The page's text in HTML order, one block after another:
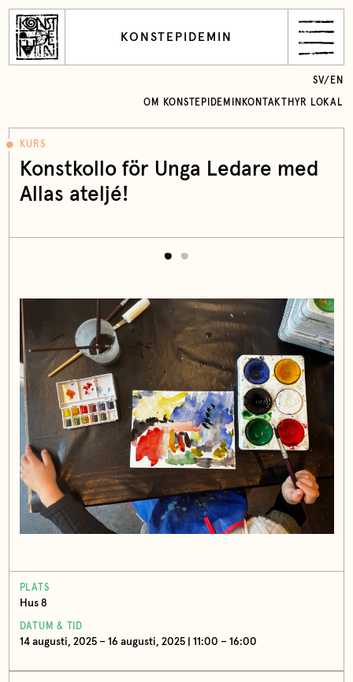
KONSTEPIDEMIN
OM KONSTEPIDEMIN KONTAKT HYR LOKAL
SV/ EN
KURS
Konstkollo för Unga Ledare med
Allas ateljé!
PLATS
Hus 8
DATUM & TID
14 augusti, 2025 – 16 augusti, 2025 | 11:00 – 16:00